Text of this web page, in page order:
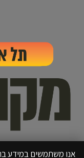
אנו משתמשים במידע